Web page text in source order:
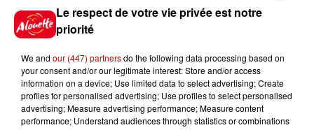
Gagnez vos entrées pour le
Musée du Sport Automobile au
Alouette vous invite à
Futuroscope Xperiences !
Le respect de votre vie privée est notre
priorité
We and our (447) partnersdo the following data processing based on
your consent and/or our legitimate interest: Store and/or access
information on a device; Use limited data to select advertising; Create
profiles for personalised advertising; Use profiles to select personalised
advertising; Measure advertising performance; Measure content
performance; Understand audiences through statistics or combinations